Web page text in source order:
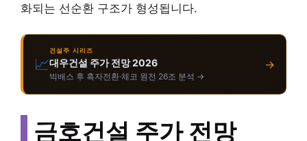
화되는 선순환 구조가 형성됩니다.
📈
건설주 시리즈
대우건설 주가 전망 2026
빅배스 후 흑자전환·체코 원전 26조 분석 →
→
금호건설 주가 전망